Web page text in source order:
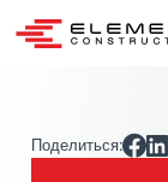
Поделиться: